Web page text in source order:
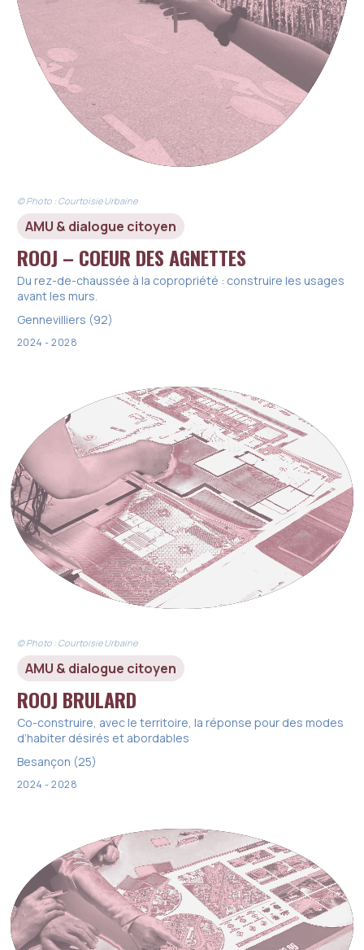
© Photo : Courtoisie Urbaine
AMU & dialogue citoyen
ROOJ – COEUR DES AGNETTES
Du rez-de-chaussée à la copropriété : construire les usages
avant les murs.
Gennevilliers (92)
2024 - 2028
© Photo : Courtoisie Urbaine
AMU & dialogue citoyen
ROOJ BRULARD
Co-construire, avec le territoire, la réponse pour des modes
d’habiter désirés et abordables
Besançon (25)
2024 - 2028